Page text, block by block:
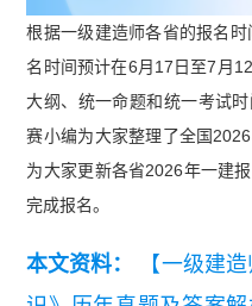
根据一级建造师各省的报名
名时间预计在6月17日至7月
大纲、统一命题和统一考试
赛小编为大家整理了全国
为大家更新各省2026年一建
完成报名。
本文资料：
【一级建